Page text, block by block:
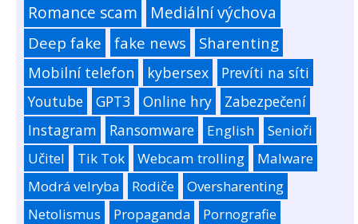
Romance scam
Mediální výchova
Deep fake fake news Sharenting
Mobilní telefon kybersex
Prevíti na síti
Youtube
GPT3 Online hry
Zabezpečení
Instagram
Ransomware English
Senioři
Učitel
Tik Tok Webcam trolling
Malware
Modrá velryba
Rodiče
Oversharenting
Netolismus
Propaganda
Pornografie